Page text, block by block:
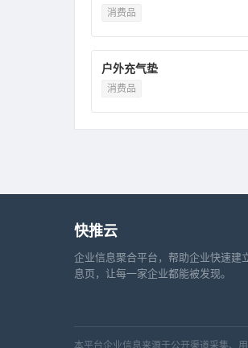
消费品
户外充气垫
消费品
快推云
企业信息聚合平台，帮助企业快速建
息页，让每一家企业都能被发现。
本平台企业信息来源于公开渠道采集、